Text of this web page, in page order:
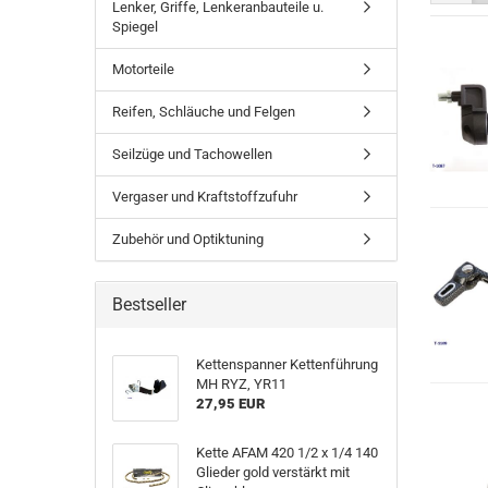
Lenker, Griffe, Lenkeranbauteile u.
Spiegel
Motorteile
Reifen, Schläuche und Felgen
Seilzüge und Tachowellen
Vergaser und Kraftstoffzufuhr
Zubehör und Optiktuning
Bestseller
Kettenspanner Kettenführung
MH RYZ, YR11
27,95 EUR
Kette AFAM 420 1/2 x 1/4 140
Glieder gold verstärkt mit